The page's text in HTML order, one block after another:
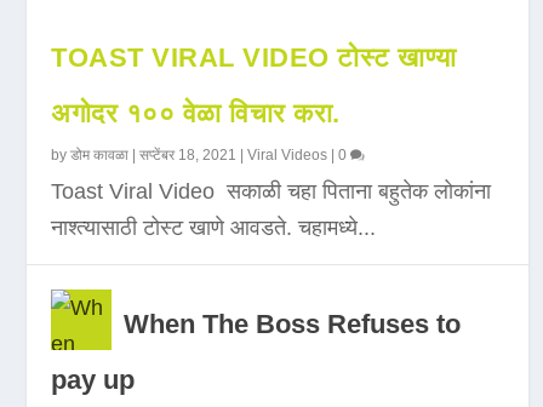
TOAST VIRAL VIDEO टोस्ट खाण्या
अगोदर १०० वेळा विचार करा.
byडोम कावळा |सप्टेंबर 18, 2021 |Viral Videos |0
Toast Viral Video सकाळी चहा पिताना बहुतेक लोकांना
नाश्त्यासाठी टोस्ट खाणे आवडते. चहामध्ये...
When The Boss Refuses to
pay up